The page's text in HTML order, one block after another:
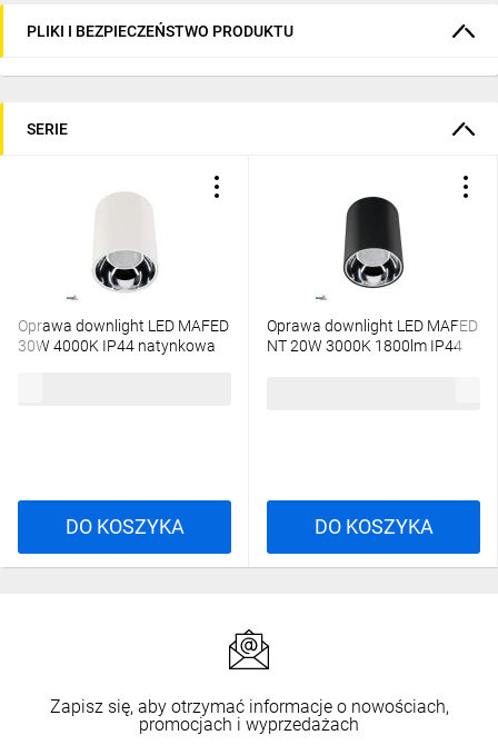
PLIKI I BEZPIECZEŃSTWO PRODUKTU
SERIE
Oprawa downlight LED MAFED
30W 4000K IP44 natynkowa
DO KOSZYKA
Oprawa downlight LED MAFED
NT 20W 3000K 1800lm IP44
DO KOSZYKA
Zapisz się, aby otrzymać informacje o nowościach,
promocjach i wyprzedażach